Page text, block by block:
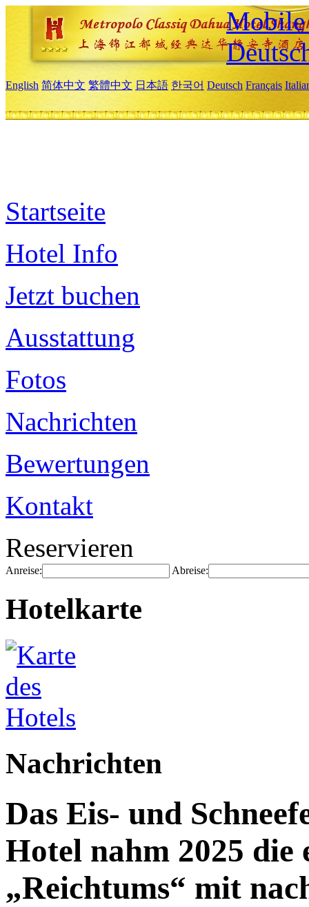
Mobile
English 简体中文 繁體中文 日本語 한국어 Deutsch Français
Startseite
Hotel Info
Jetzt buchen
Ausstattung
Fotos
Nachrichten
Bewertungen
Kontakt
Reservieren
Anreise: Abreise:
Hotelkarte
Nachrichten
Das Eis- und
Hotel nahm 2025 die
„Reichtums“ mit